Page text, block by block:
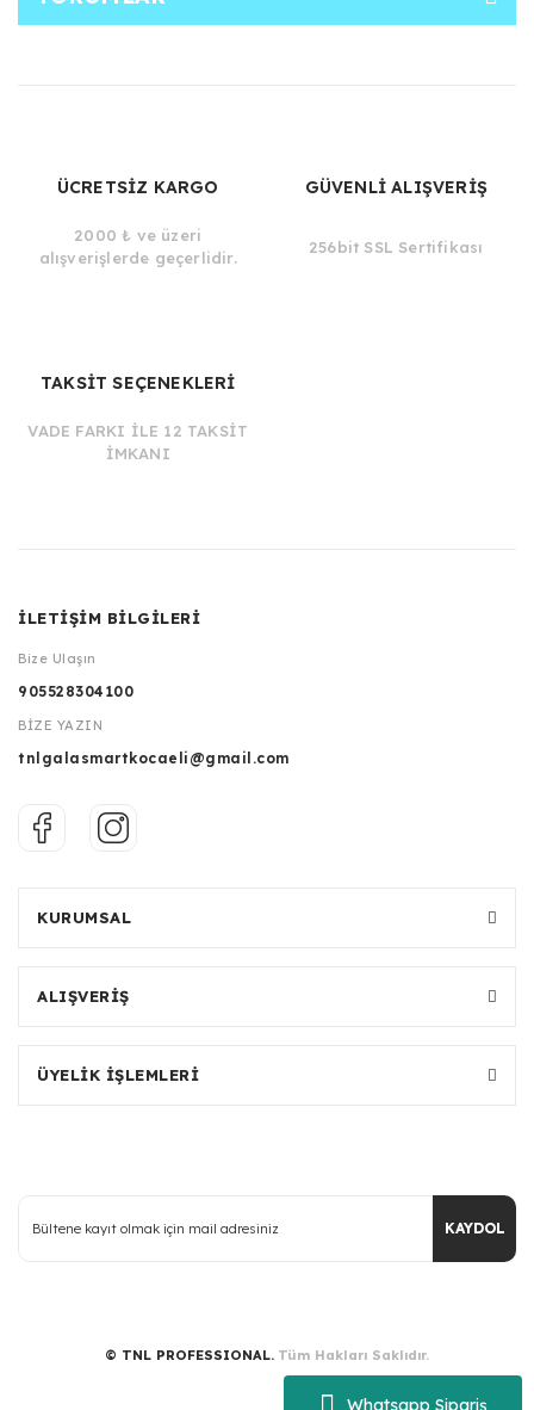
Whatsapp Sipariş
ÜCRETSİZ KARGO
2000 ₺ ve üzeri
alışverişlerde geçerlidir.
GÜVENLİ ALIŞVERİŞ
256bit SSL Sertifikası
TAKSİT SEÇENEKLERİ
VADE FARKI İLE 12 TAKSİT
İMKANI
İLETİŞİM BİLGİLERİ
Bize Ulaşın
905528304100
BİZE YAZIN
tnlgalasmartkocaeli@gmail.com
KURUMSAL
ALIŞVERİŞ
ÜYELİK İŞLEMLERİ
KAYDOL
© TNL PROFESSIONAL. Tüm Hakları Saklıdır.